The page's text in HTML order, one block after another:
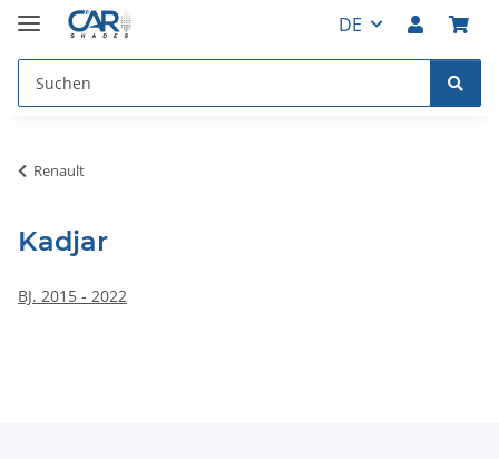
DE
Renault
Kadjar
BJ. 2015 - 2022